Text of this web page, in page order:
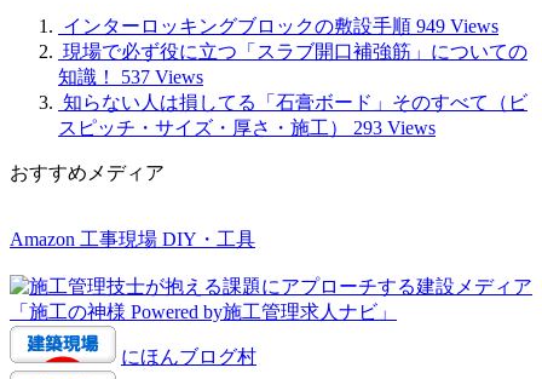
インターロッキングブロックの敷設手順 949 Views
現場で必ず役に立つ「スラブ開口補強筋」についての
知識！
537 Views
知らない人は損してる「石膏ボード」そのすべて（ビ
スピッチ・サイズ・厚さ・施工）
293 Views
おすすめメディア
Amazon 工事現場 DIY・工具
にほんブログ村